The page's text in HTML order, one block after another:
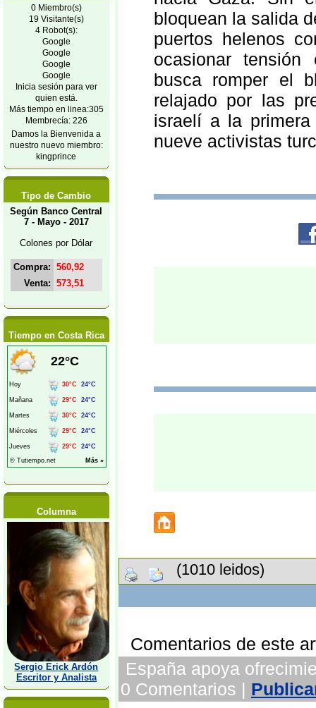
0 Miembro(s)
19 Visitante(s)
4 Robot(s):
Google
Google
Google
Google
Inicia sesión para ver
quien está.
Más tiempo en linea:305
Membrecía: 226
Damos la Bienvenida a
nuestro nuevo miembro:
kingprince
Tipo de Cambio
Según Banco Central
7 - Mayo - 2017
Colones por Dólar
Compra: 560,92
Venta: 573,51
Tiempo en Costa Rica
Columna
Sergio Erick Ardón
Escritor y Analista
bloquean la salida
puertos helenos
ocasionar
busca romper el
relajado por las
israelí a la
nueve activistas
(1010 leidos)
Comentarios de este
España apoya
0 Comentarios |